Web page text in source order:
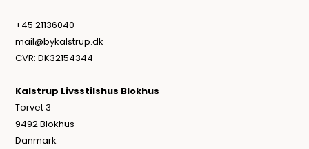
+45 21136040
mail@bykalstrup.dk
CVR: DK32154344
Kalstrup Livsstilshus Blokhus
Torvet 3
9492 Blokhus
Danmark